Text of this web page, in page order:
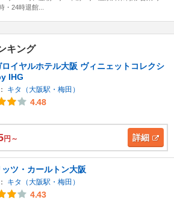
・24時退館...
キング
ロイヤルホテル大阪 ヴィニェットコレクシ
IHG
キタ（大阪駅・梅田）
4.48
円～ 詳細
ツ・カールトン大阪
キタ（大阪駅・梅田）
4.43